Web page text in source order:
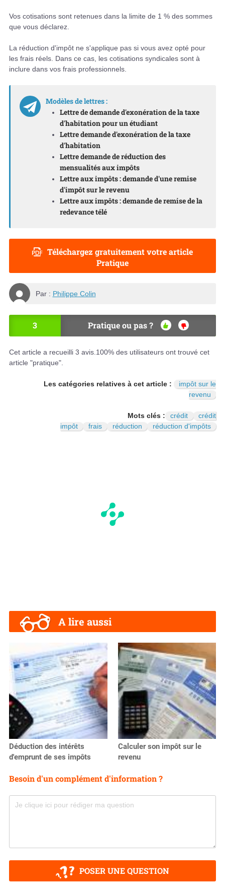
Vos cotisations sont retenues dans la limite de 1 % des sommes
que vous déclarez.
La réduction d'impôt ne s'applique pas si vous avez opté pour
les frais réels. Dans ce cas, les cotisations syndicales sont à
inclure dans vos frais professionnels.
Modèles de lettres :
Lettre de demande d'exonération de la taxe
d'habitation pour un étudiant
Lettre demande d'exonération de la taxe
d'habitation
Lettre demande de réduction des
mensualités aux impôts
Lettre aux impôts : demande d'une remise
d'impôt sur le revenu
Lettre aux impôts : demande de remise de la
redevance télé
Téléchargez gratuitement votre article
Pratique
Par : Philippe Colin
3 Pratique ou pas ?
OU
NO
N
Cet article a recueilli 3 avis. 100% des utilisateurs ont trouvé cet
article "pratique".
Les catégories relatives à cet article :
impôt sur le
revenu
Mots clés : crédit
crédit
impôt
frais réduction réduction d'impôts
A lire aussi
Déduction des intérêts
d'emprunt de ses impôts
Calculer son impôt sur le
revenu
Besoin d'un complément d'information ?
POSER UNE QUESTION